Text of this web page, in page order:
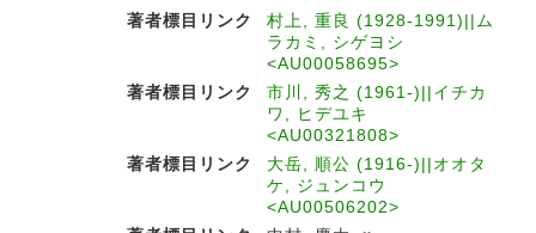
著者標目リンク
村上, 重良 (1928-1991)||ム
ラカミ, シゲヨシ
<AU00058695>
著者標目リンク
市川, 秀之 (1961-)||イチカ
ワ, ヒデユキ
<AU00321808>
著者標目リンク
大岳, 順公 (1916-)||オオタ
ケ, ジュンコウ
<AU00506202>